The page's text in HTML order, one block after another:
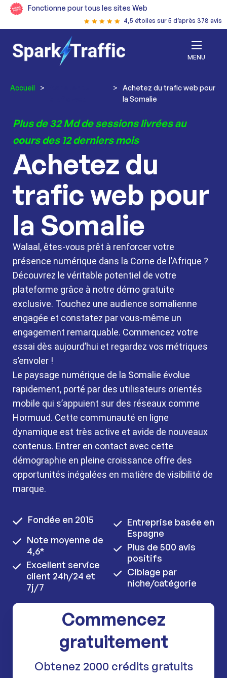
Fonctionne pour tous les sites Web
4,5 étoiles sur 5 d’après 378 avis
MENU
Accueil > >
Achetez du trafic web pour
la Somalie
Plus de 32 Md de sessions livrées au
cours des 12 derniers mois
Achetez du
trafic web pour
la Somalie
Walaal, êtes-vous prêt à renforcer votre
présence numérique dans la Corne de l’Afrique ?
Découvrez le véritable potentiel de votre
plateforme grâce à notre démo gratuite
exclusive. Touchez une audience somalienne
engagée et constatez par vous-même un
engagement remarquable. Commencez votre
essai dès aujourd’hui et regardez vos métriques
s’envoler !
Le paysage numérique de la Somalie évolue
rapidement, porté par des utilisateurs orientés
mobile qui s’appuient sur des réseaux comme
Hormuud. Cette communauté en ligne
dynamique est très active et avide de nouveaux
contenus. Entrer en contact avec cette
démographie en pleine croissance offre des
opportunités inégalées en matière de visibilité de
marque.
Fondée en 2015
Note moyenne de
4,6*
Excellent service
client 24h/24 et
7j/7
Entreprise basée en
Espagne
Plus de 500 avis
positifs
Ciblage par
niche/catégorie
Commencez
gratuitement
Obtenez 2000 crédits gratuits